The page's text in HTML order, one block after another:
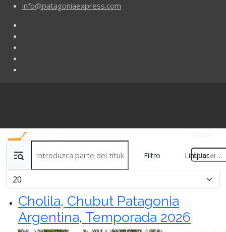
info@patagoniaexpress.com
Filtro Limpiar
Cantidad
Cholila, Chubut Patagonia
Argentina, Temporada 2026